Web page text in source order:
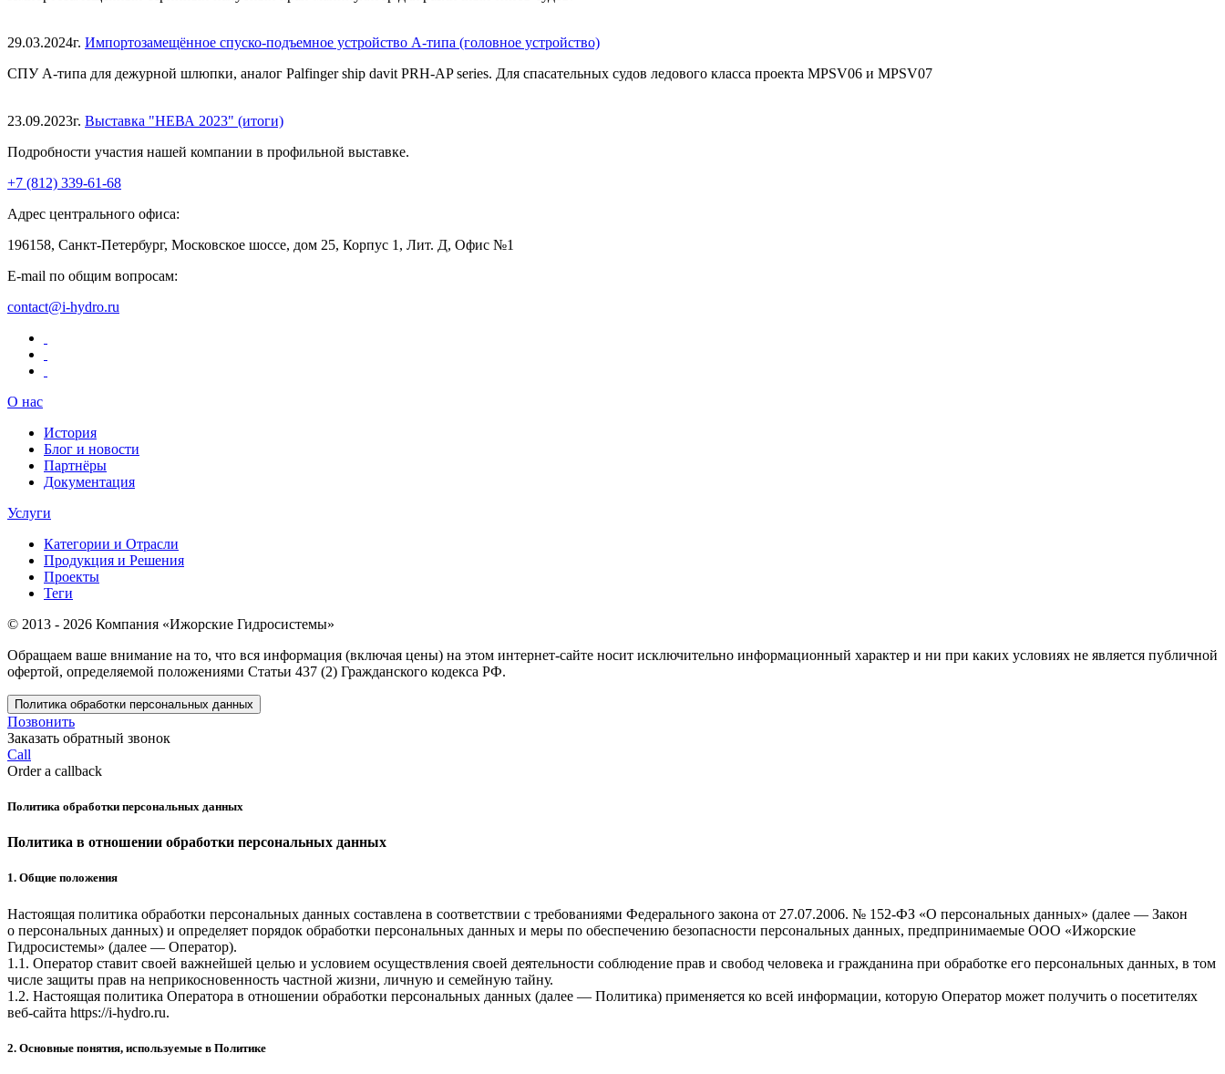
29.03.2024г. Импортозамещённое спуско-подъемное устройство А-типа (головное устройство)
СПУ А-типа для дежурной шлюпки, аналог Palfinger ship davit PRH-AP series. Для спасательных судов ледового класса проекта MPSV06 и MPSV07
23.09.2023г. Выставка "НЕВА 2023" (итоги)
Подробности участия нашей компании в профильной выставке.
+7 (812) 339-61-68
Адрес центрального офиса:
196158, Санкт-Петербург, Московское шоссе, дом 25, Корпус 1, Лит. Д, Офис №1
E-mail по общим вопросам:
contact@i-hydro.ru
О нас
История
Блог и новости
Партнёры
Документация
Услуги
Категории и Отрасли
Продукция и Решения
Проекты
Теги
© 2013 - 2026 Компания «Ижорские Гидросистемы»
Обращаем ваше внимание на то, что вся информация (включая цены) на этом интернет-сайте носит исключительно информационный характер и ни при каких условиях не является публичной
офертой, определяемой положениями Статьи 437 (2) Гражданского кодекса РФ.
Политика обработки персональных данных
Позвонить
Заказать обратный звонок
Call
Order a callback
Политика обработки персональных данных
Политика в отношении обработки персональных данных
1. Общие положения
Настоящая политика обработки персональных данных составлена в соответствии с требованиями Федерального закона от 27.07.2006. № 152-ФЗ «О персональных данных» (далее — Закон
о персональных данных) и определяет порядок обработки персональных данных и меры по обеспечению безопасности персональных данных, предпринимаемые ООО «Ижорские
Гидросистемы» (далее — Оператор).
1.1. Оператор ставит своей важнейшей целью и условием осуществления своей деятельности соблюдение прав и свобод человека и гражданина при обработке его персональных данных, в том
числе защиты прав на неприкосновенность частной жизни, личную и семейную тайну.
1.2. Настоящая политика Оператора в отношении обработки персональных данных (далее — Политика) применяется ко всей информации, которую Оператор может получить о посетителях
веб-сайта https://i-hydro.ru.
2. Основные понятия, используемые в Политике